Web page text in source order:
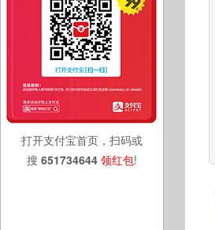
打开支付宝首页，扫码或
搜 651734644 领红包!